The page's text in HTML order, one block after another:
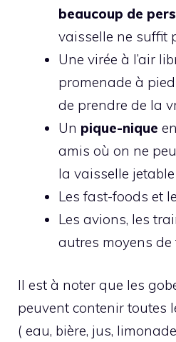
beaucoup de
vaisselle ne suffit
Une virée à l’air
promenade à
de prendre de la
Un pique-nique
amis où on ne
la vaisselle jetable
Les fast-foods et
Les avions, les
autres moyens
Il est à noter que les
peuvent contenir toutes
( eau, bière, jus,